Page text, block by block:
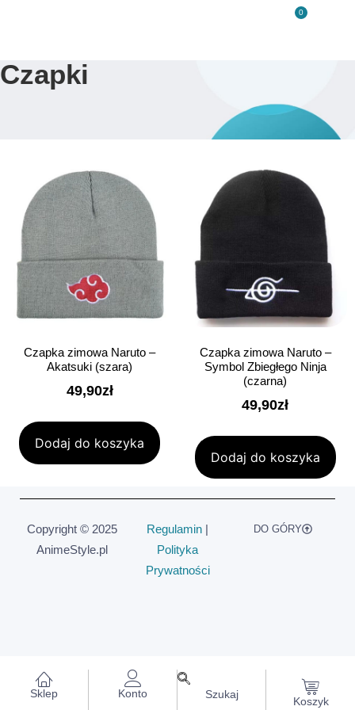
0
Czapki
Czapka zimowa Naruto –
Akatsuki (szara)
49,90zł
Dodaj do koszyka
Czapka zimowa Naruto –
Symbol Zbiegłego Ninja
(czarna)
49,90zł
Dodaj do koszyka
Sklep Konto Szukaj
Koszyk
Copyright © 2025
AnimeStyle.pl
Regulamin |
Polityka
Prywatności
DO GÓRY